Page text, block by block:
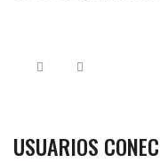
USUARIOS